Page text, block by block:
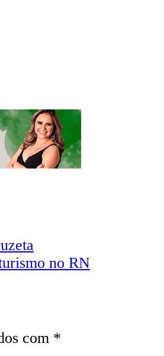
no RN
com *